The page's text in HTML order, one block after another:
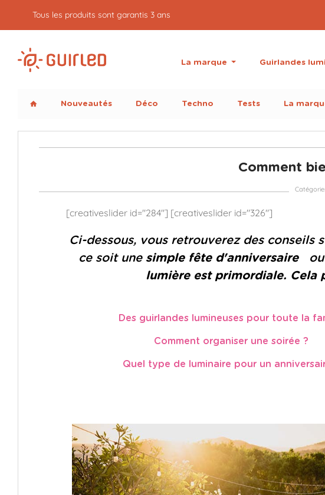
5% de cash back sur vos commandes
La marque Guirlandes
home Nouveautés Déco Techno Tests La
Comment
[creativeslider id="284"] [creativeslider id="326"]
Ci-dessous, vous retrouverez des conseils
ce soit une simple fête d'anniversaireou
lumière est primordiale. Cela
Des guirlandes lumineuses pour toute la
Comment organiser une soirée ?
Quel type de luminaire pour un